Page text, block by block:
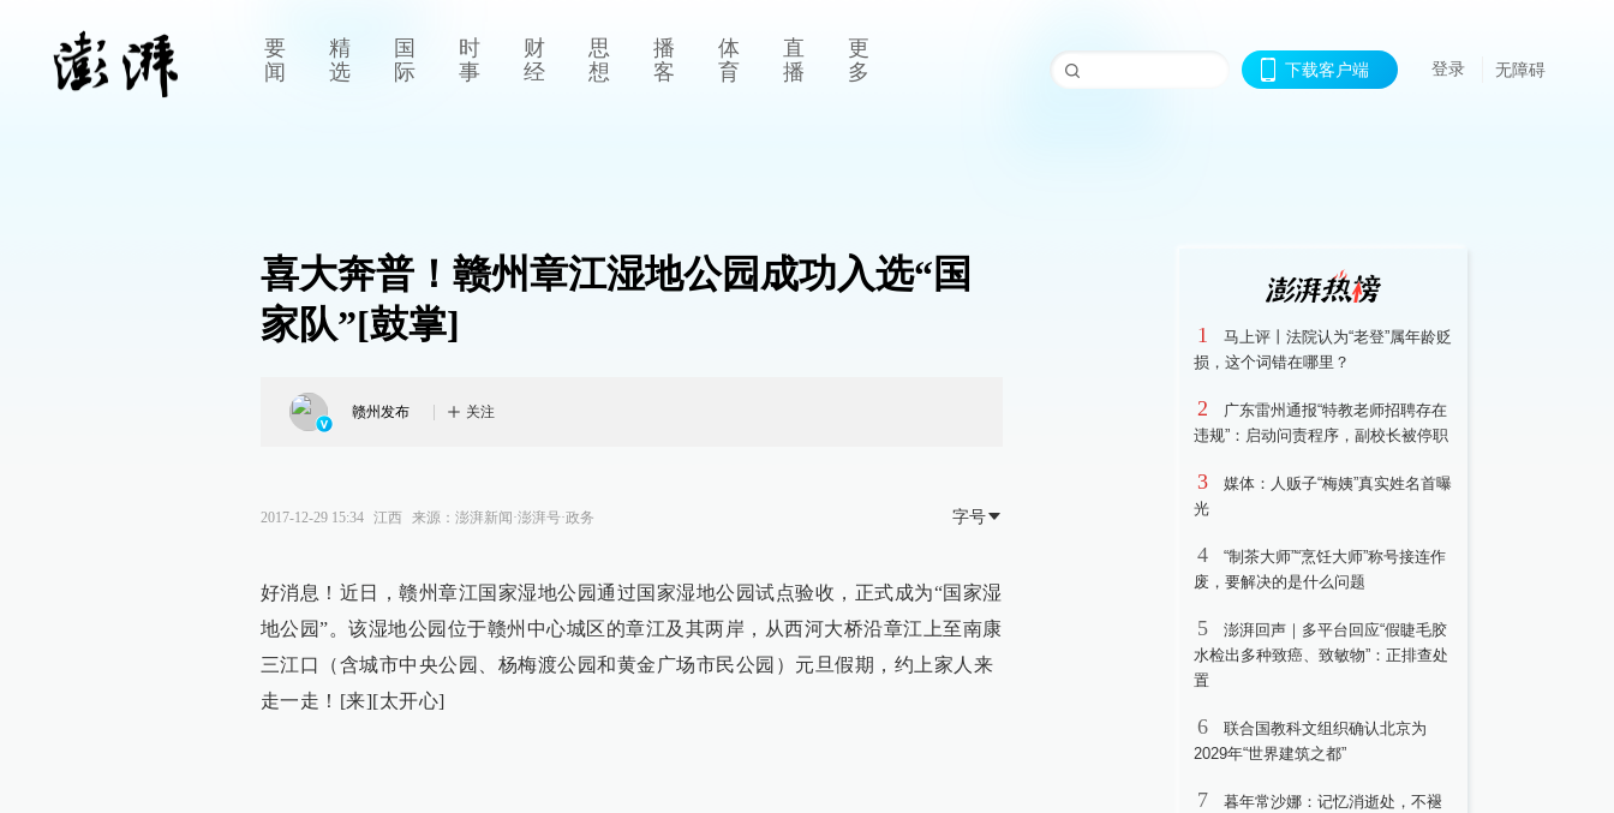
要
闻
精
选
国
际
时
事
财
经
思
想
播
客
体
育
直
播
更
多
下载客户端 登录 无障碍
喜大奔普！赣州章江湿地公园成功入选“国
家队”[鼓掌]
赣州发布 关注
2017-12-29 15:34 江西 来源： 澎湃新闻·澎湃号·政务 字号
好消息！近日，赣州章江国家湿地公园通过国家湿地公园试点验收，正式成为“国家湿
地公园”。该湿地公园位于赣州中心城区的章江及其两岸，从西河大桥沿章江上至南康
三江口（含城市中央公园、杨梅渡公园和黄金广场市民公园）元旦假期，约上家人来
走一走！[来][太开心]
1
马上评丨法院认为“老登”属年龄贬
损，这个词错在哪里？
2
广东雷州通报“特教老师招聘存在
违规”：启动问责程序，副校长被停职
3
媒体：人贩子“梅姨”真实姓名首曝
光
4
“制茶大师”“烹饪大师”称号接连作
废，要解决的是什么问题
5
澎湃回声｜多平台回应“假睫毛胶
水检出多种致癌、致敏物”：正排查处
置
6
联合国教科文组织确认北京为
2029年“世界建筑之都”
7
暮年常沙娜：记忆消逝处，不褪